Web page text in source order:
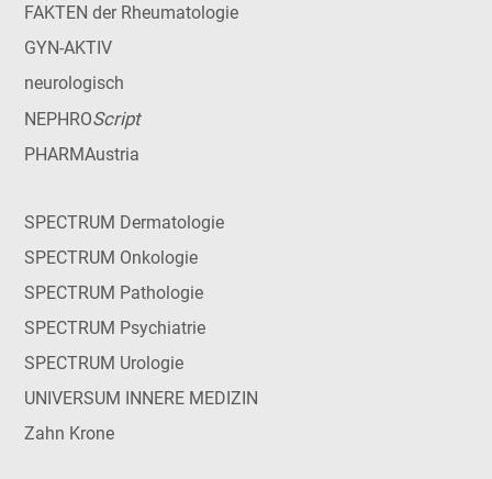
FAKTEN der Rheumatologie
GYN-AKTIV
neurologisch
NEPHROScript
PHARMAustria
SPECTRUM Dermatologie
SPECTRUM Onkologie
SPECTRUM Pathologie
SPECTRUM Psychiatrie
SPECTRUM Urologie
UNIVERSUM INNERE MEDIZIN
Zahn Krone